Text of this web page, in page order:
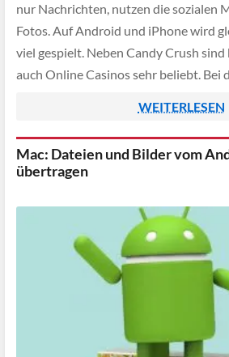
nur Nachrichten, nutzen die sozialen
Fotos. Auf Android und iPhone wird
viel gespielt. Neben Candy Crush
auch Online Casinos sehr beliebt. Bei
WEITERLESEN
Mac: Dateien und Bilder vom
übertragen